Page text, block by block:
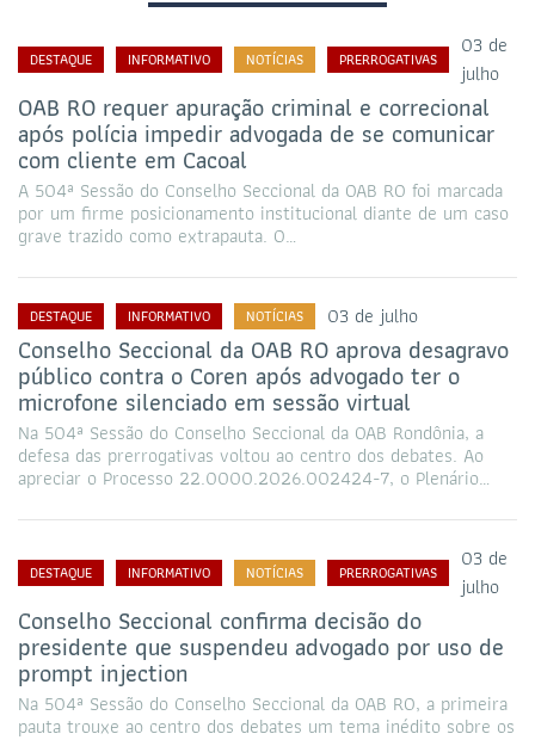
DESTAQUE INFORMATIVO NOTÍCIAS PRERROGATIVAS
03 de
julho
OAB RO requer apuração criminal e correcional
após polícia impedir advogada de se comunicar
com cliente em Cacoal
A 504ª Sessão do Conselho Seccional da OAB RO foi marcada
por um firme posicionamento institucional diante de um caso
grave trazido como extrapauta. O…
DESTAQUE INFORMATIVO NOTÍCIAS 03 de julho
Conselho Seccional da OAB RO aprova desagravo
público contra o Coren após advogado ter o
microfone silenciado em sessão virtual
Na 504ª Sessão do Conselho Seccional da OAB Rondônia, a
defesa das prerrogativas voltou ao centro dos debates. Ao
apreciar o Processo 22.0000.2026.002424-7, o Plenário…
DESTAQUE INFORMATIVO NOTÍCIAS PRERROGATIVAS
03 de
julho
Conselho Seccional confirma decisão do
presidente que suspendeu advogado por uso de
prompt injection
Na 504ª Sessão do Conselho Seccional da OAB RO, a primeira
pauta trouxe ao centro dos debates um tema inédito sobre os